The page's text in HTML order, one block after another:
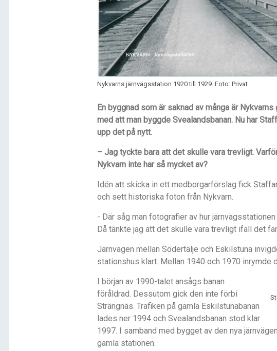
Nykvarns järnvägsstation 1920 till 1929. Foto: Privat
En byggnad som är saknad av många är
med att man byggde Svealandsbanan. Nu har
upp det på nytt.
– Jag tyckte bara att det skulle vara trevligt.
Nykvarn inte har så mycket av?
Idén att skicka in ett medborgarförslag fick
och sett historiska foton från Nykvarn.
- Där såg man fotografier av hur
Då tänkte jag att det skulle vara trevligt ifall det
Järnvägen mellan Södertälje och Eskilstuna
stationshus klart. Mellan 1940 och 1970 inrymde
I början av 1990-talet ansågs banan
föråldrad. Dessutom gick den inte förbi
Strängnäs. Trafiken på gamla Eskilstunabanan
lades ner 1994 och Svealandsbanan stod klar
1997. I samband med bygget av den nya
gamla stationen.